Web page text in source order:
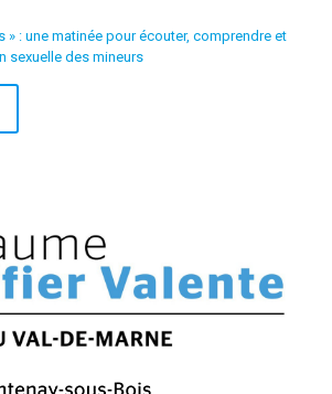
» : une matinée pour écouter, comprendre et
sexuelle des mineurs